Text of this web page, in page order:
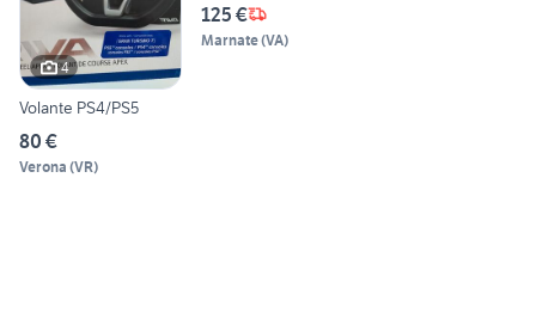
4
Volante PS4/PS5
80 €
Verona (VR)
125 €
Marnate(VA)